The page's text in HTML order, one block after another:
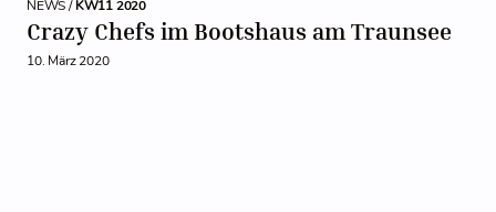
NEWS /KW11 2020
Crazy Chefs im Bootshaus am Traunsee
10. März 2020